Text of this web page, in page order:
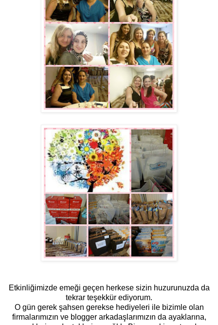
Etkinliğimizde emeği geçen herkese sizin huzurunuzda da
tekrar teşekkür ediyorum.
O gün gerek şahsen gerekse hediyeleri ile bizimle olan
firmalarımızın ve blogger arkadaşlarımızın da ayaklarına,